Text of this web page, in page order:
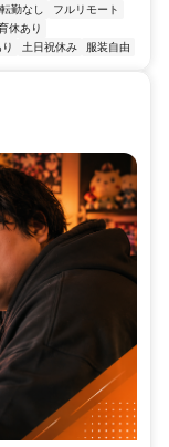
転勤なし
フルリモート
休あり
土日祝休み 服装自由